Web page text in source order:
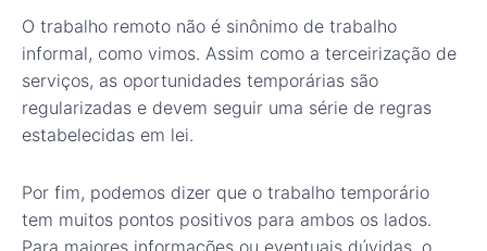
O trabalho remoto não é sinônimo de trabalho
informal, como vimos. Assim como a terceirização de
serviços, as oportunidades temporárias são
regularizadas e devem seguir uma série de regras
estabelecidas em lei.
Por fim, podemos dizer que o trabalho temporário
tem muitos pontos positivos para ambos os lados.
Para maiores informações ou eventuais dúvidas, o